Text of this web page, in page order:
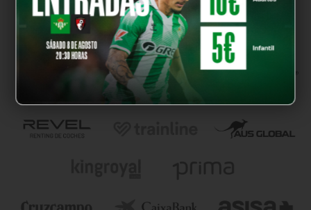
OUR PARTNERS